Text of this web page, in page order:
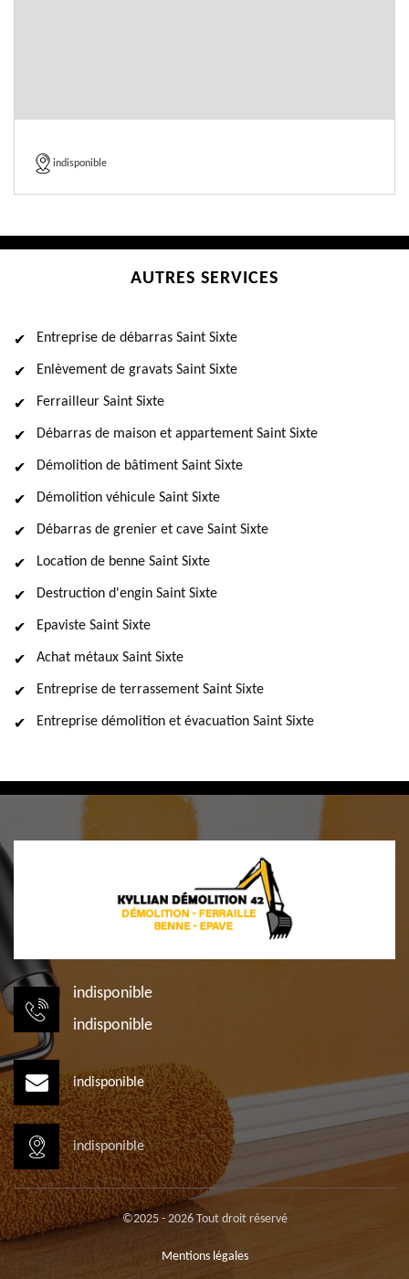
indisponible
AUTRES SERVICES
Entreprise de débarras Saint Sixte
Enlèvement de gravats Saint Sixte
Ferrailleur Saint Sixte
Débarras de maison et appartement Saint Sixte
Démolition de bâtiment Saint Sixte
Démolition véhicule Saint Sixte
Débarras de grenier et cave Saint Sixte
Location de benne Saint Sixte
Destruction d'engin Saint Sixte
Epaviste Saint Sixte
Achat métaux Saint Sixte
Entreprise de terrassement Saint Sixte
Entreprise démolition et évacuation Saint Sixte
indisponible
indisponible
indisponible
indisponible
©2025 - 2026 Tout droit réservé
Mentions légales